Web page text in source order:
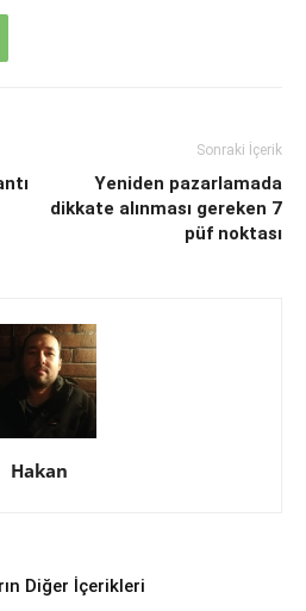
Sonraki İçerik
Yeniden pazarlamada
dikkate alınması gereken 7
püf noktası
Hakan
Diğer İçerikleri